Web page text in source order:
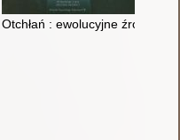
depresję : terapia zaburzeń
Otchłań : ewolucyjne źródła